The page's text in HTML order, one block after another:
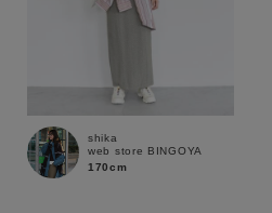
shika
web store BINGOYA
170cm